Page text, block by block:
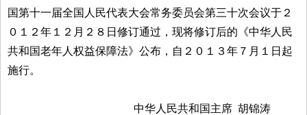
国第十一届全国人民代表大会常务委员会第三十次会议于２
０１２年１２月２８日修订通过，现将修订后的《中华人民
共和国老年人权益保障法》公布，自２０１３年７月１日起
施行。
中华人民共和国主席 胡锦涛